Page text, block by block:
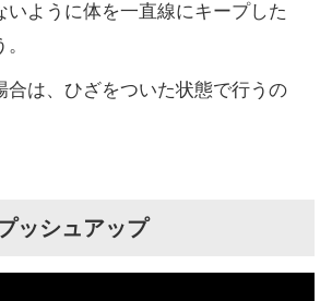
いように体を一直線にキープした
合は、ひざをついた状態で行うの
ッシュアップ